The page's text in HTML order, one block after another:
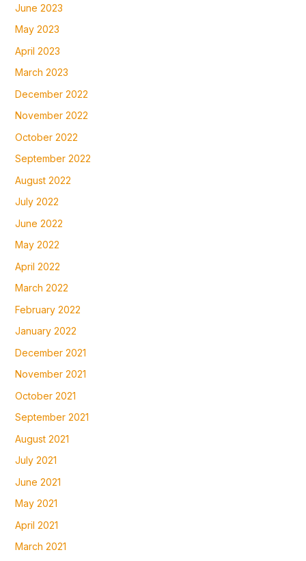
June 2023
May 2023
April 2023
March 2023
December 2022
November 2022
October 2022
September 2022
August 2022
July 2022
June 2022
May 2022
April 2022
March 2022
February 2022
January 2022
December 2021
November 2021
October 2021
September 2021
August 2021
July 2021
June 2021
May 2021
April 2021
March 2021